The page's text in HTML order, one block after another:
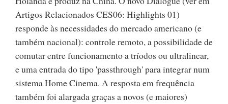
Artigos Relacionados CES06: Highlights 01)
responde às necessidades do mercado americano (e
também nacional): controle remoto, a possibilidade de
comutar entre funcionamento a tríodos ou ultralinear,
e uma entrada do tipo 'passthrough' para integrar num
sistema Home Cinema. A resposta em frequência
também foi alargada graças a novos (e maiores)